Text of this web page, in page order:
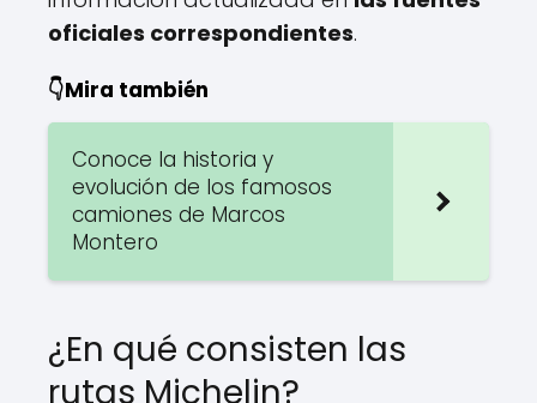
oficiales correspondientes.
👇Mira también
Conoce la historia y
evolución de los famosos
camiones de Marcos
Montero
¿En qué consisten las
rutas Michelin?